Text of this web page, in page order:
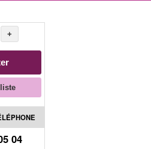
+
04